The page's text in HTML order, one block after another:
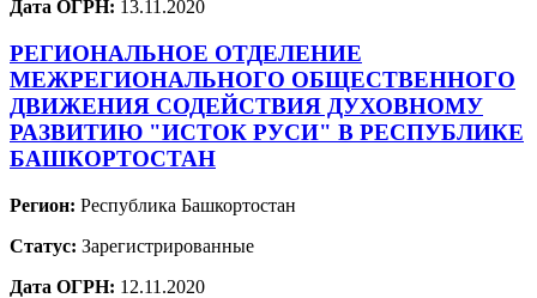
Дата ОГРН: 13.11.2020
РЕГИОНАЛЬНОЕ ОТДЕЛЕНИЕ
МЕЖРЕГИОНАЛЬНОГО ОБЩЕСТВЕННОГО
ДВИЖЕНИЯ СОДЕЙСТВИЯ ДУХОВНОМУ
РАЗВИТИЮ "ИСТОК РУСИ" В РЕСПУБЛИКЕ
БАШКОРТОСТАН
Регион: Республика Башкортостан
Статус: Зарегистрированные
Дата ОГРН: 12.11.2020